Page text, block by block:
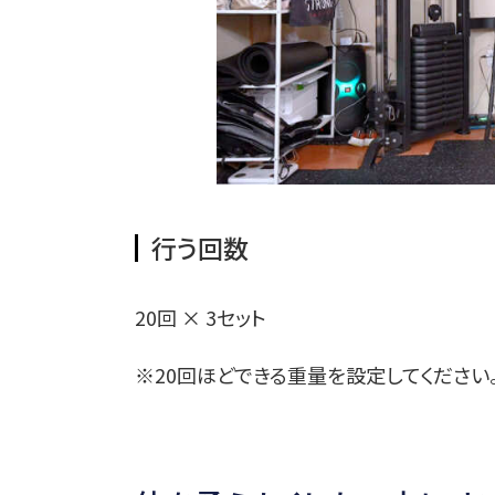
行う回数
20回 × 3セット
※20回ほどできる重量を設定してください